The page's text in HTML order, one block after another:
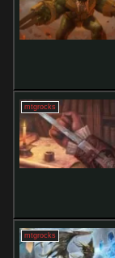
mtgrocks
mtgrocks